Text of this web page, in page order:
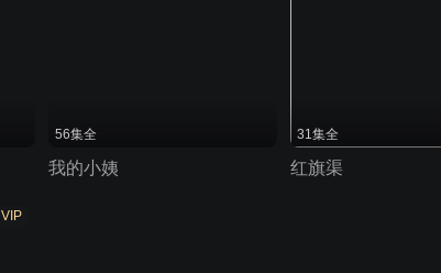
56集全
我的小姨
31集全
红旗渠
VIP